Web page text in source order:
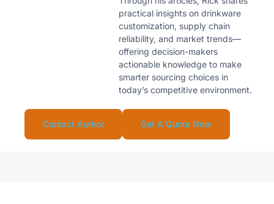
practical insights on drinkware
customization, supply chain
reliability, and market trends—
offering decision-makers
actionable knowledge to make
smarter sourcing choices in
today’s competitive environment.
Contact Author Get A Quote Now